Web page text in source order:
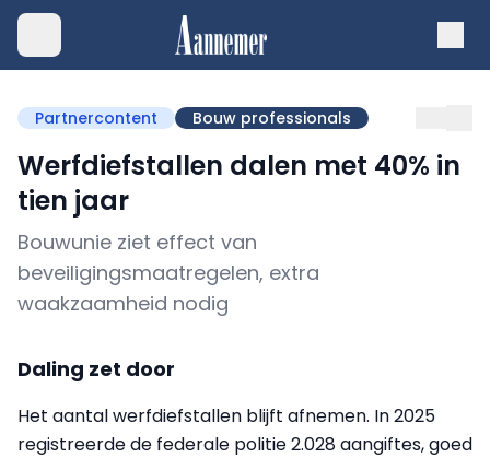
Partnercontent Bouw professionals
Werfdiefstallen dalen met 40% in
tien jaar
Bouwunie ziet effect van
beveiligingsmaatregelen, extra
waakzaamheid nodig
Daling zet door
Het aantal werfdiefstallen blijft afnemen. In 2025
registreerde de federale politie 2.028 aangiftes, goed